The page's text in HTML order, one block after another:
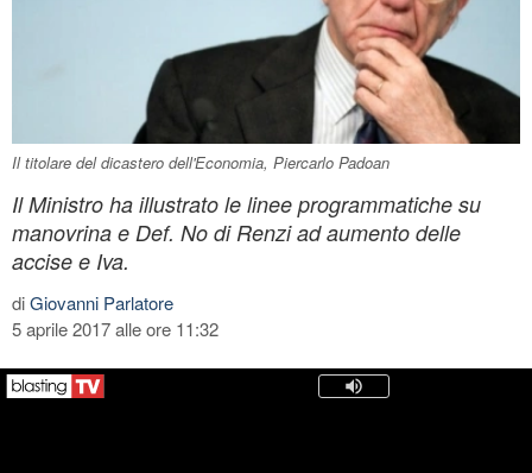
Il titolare del dicastero dell'Economia, Piercarlo Padoan
Il Ministro ha illustrato le linee programmatiche su
manovrina e Def. No di Renzi ad aumento delle
accise e Iva.
diGiovanni Parlatore
5 aprile 2017 alle ore 11:32